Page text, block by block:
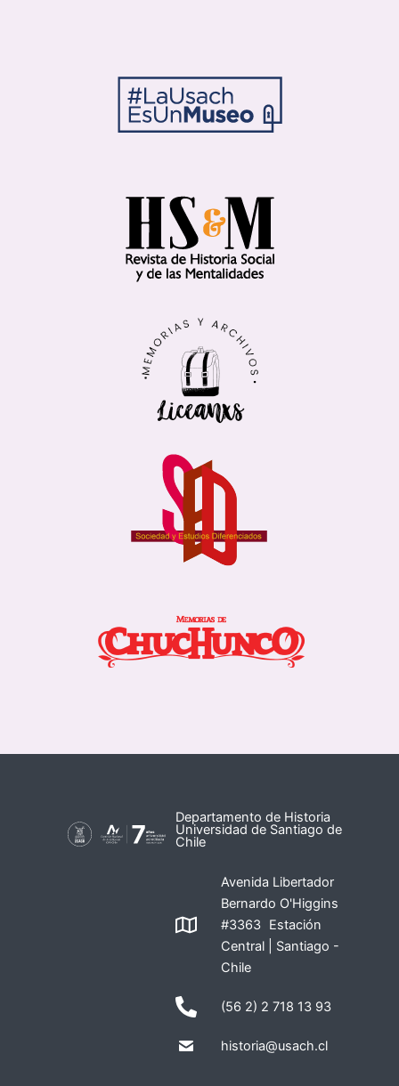
Departamento de Historia
Universidad de Santiago de
Chile
Avenida Libertador
Bernardo O'Higgins
#3363 Estación
Central | Santiago -
Chile
(56 2) 2 718 13 93
historia@usach.cl